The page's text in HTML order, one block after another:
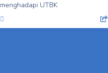
menghadapi UTBK